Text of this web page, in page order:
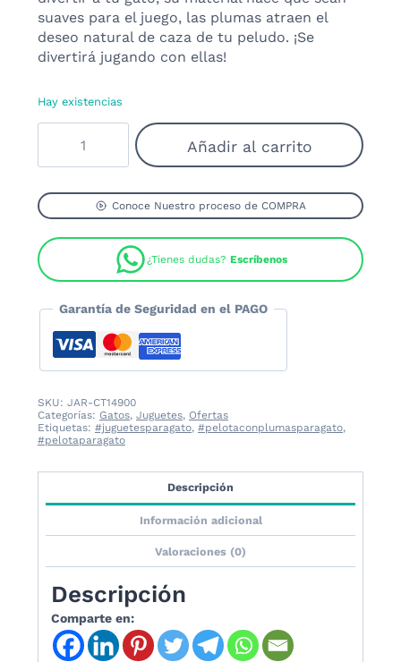
suaves para el juego, las plumas atraen el
deseo natural de caza de tu peludo. ¡Se
divertirá jugando con ellas!
Hay existencias
gatos
con
cantidad
Añadir al carrito
Conoce Nuestro proceso de COMPRA
¿Tienes dudas? Escríbenos
Garantía de Seguridad en el PAGO
SKU: JAR-CT14900
Categorías: Gatos, Juguetes, Ofertas
Etiquetas: #juguetesparagato, #pelotaconplumasparagato,
#pelotaparagato
Descripción
Información adicional
Valoraciones (0)
Descripción
Comparte en: